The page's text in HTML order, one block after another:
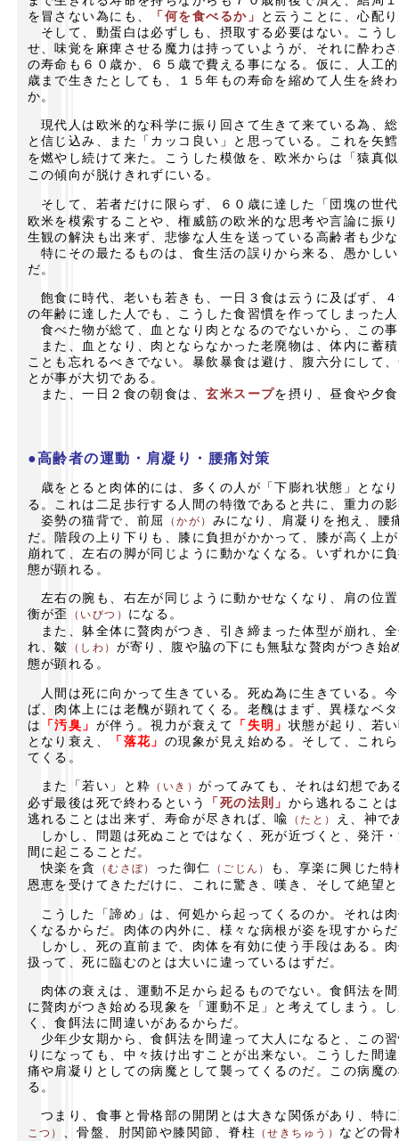
を冒さない為にも、
「何を食べるか」
と云うことに、心配
そして、動蛋白は必ずしも、摂取する必要はない。こう
せ、味覚を麻痺させる魔力は持っていようが、それに酔わ
の寿命も６０歳か、６５歳で費える事になる。仮に、人工
歳まで生きたとしても、１５年もの寿命を縮めて人生を終
か。
現代人は欧米的な科学に振り回さて生きて来ている為、
と信じ込み、また「カッコ良い」と思っている。これを矢鱈
を燃やし続けて来た。こうした模倣を、欧米からは「猿真
この傾向が脱けきれずにいる。
そして、若者だけに限らず、６０歳に達した「団塊の世
欧米を模索することや、権威筋の欧米的な思考や言論に振
生観の解決も出来ず、悲惨な人生を送っている高齢者も少
特にその最たるものは、食生活の誤りから来る、愚かし
だ。
飽食に時代、老いも若きも、一日３食は云うに及ばず、
の年齢に達した人でも、こうした食習慣を作ってしまった
食べた物が総て、血となり肉となるのでないから、この
また、血となり、肉とならなかった老廃物は、体内に蓄
ことも忘れるべきでない。暴飲暴食は避け、腹六分にして
とが事が大切である。
また、一日２食の朝食は、玄米スープを摂り、昼食や夕
●高齢者の運動・肩凝り・腰痛対策
歳をとると肉体的には、多くの人が「下膨れ状態」とな
る。これは二足歩行する人間の特徴であると共に、重力の
姿勢の猫背で、前屈
（かが） みになり、肩凝りを抱え、腰
だ。階段の上り下りも、膝に負担がかかって、膝が高く上
崩れて、左右の脚が同じように動かなくなる。いずれかに
態が顕れる。
左右の腕も、右左が同じように動かせなくなり、肩の位
衡が歪
（いびつ） になる。
また、躰全体に贅肉がつき、引き締まった体型が崩れ、
れ、皺
（しわ） が寄り、腹や脇の下にも無駄な贅肉がつき
態が顕れる。
人間は死に向かって生きている。死ぬ為に生きている。
ば、肉体上には老醜が顕れてくる。老醜はまず、異様なベ
は
「汚臭」 が伴う。視力が衰えて 「失明」 状態が起り、若
となり衰え、
「落花」 の現象が見え始める。そして、これ
てくる。
また「若い」と粋 （いき）がってみても、それは幻想であ
必ず最後は死で終わるという
「死の法則」 から逃れること
逃れることは出来ず、寿命が尽きれば、喩
（たと）
え、神で
しかし、問題は死ぬことではなく、死が近づくと、発汗
間に起こることだ。
快楽を貪
（むさぼ） った御仁 （ごじん）
も、享楽に興じた
恩恵を受けてきただけに、これに驚き、嘆き、そして絶望
こうした「諦め」は、何処から起ってくるのか。それは
くなるからだ。肉体の内外に、様々な病根が姿を現すから
しかし、死の直前まで、肉体を有効に使う手段はある。
扱って、死に臨むのとは大いに違っているはずだ。
肉体の衰えは、運動不足から起るものでない。食餌法を
に贅肉がつき始める現象を「運動不足」と考えてしまう。
く、食餌法に間違いがあるからだ。
少年少女期から、食餌法を間違って大人になると、この
りになっても、中々抜け出すことが出来ない。こうした間
痛や肩凝りとしての病魔として襲ってくるのだ。この病魔
る。
つまり、食事と骨格部の開閉とは大きな関係があり、特
こつ） 、骨盤、肘関節や膝関節、脊柱 （せきちゅう） などの骨